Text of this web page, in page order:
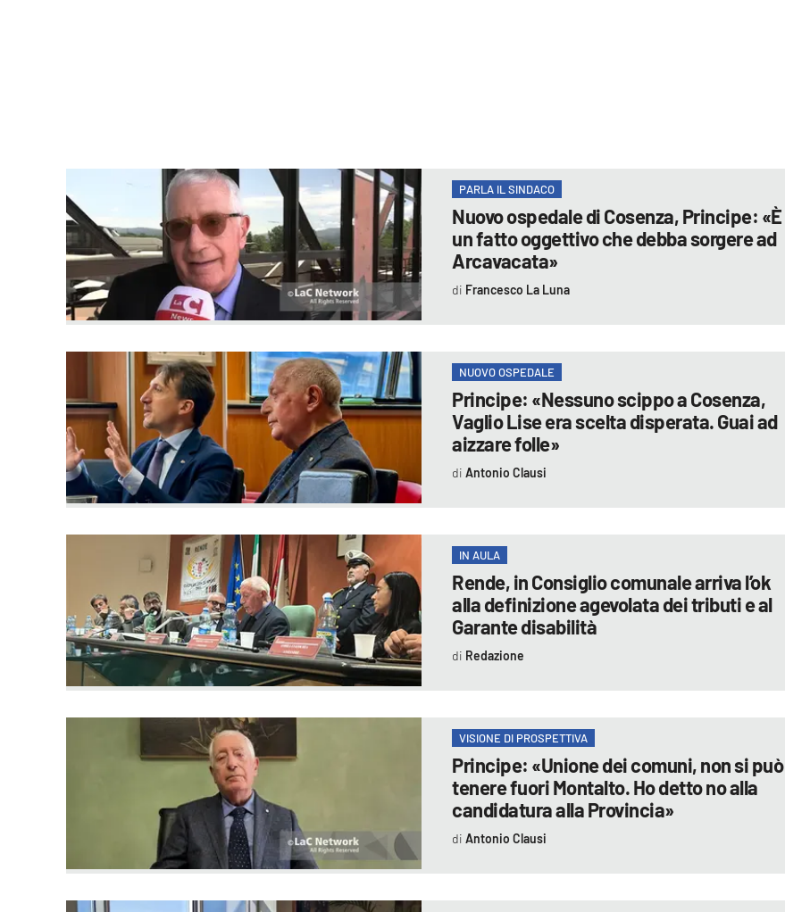
cosenzachannel.it
ilvibonese.it
Vai
PARLA IL SINDACO
Nuovo ospedale di Cosenza, Principe: «È
un fatto oggettivo che debba sorgere ad
Arcavacata»
Francesco La Luna
NUOVO OSPEDALE
Principe: «Nessuno scippo a Cosenza,
Vaglio Lise era scelta disperata. Guai ad
aizzare folle»
Antonio Clausi
IN AULA
Rende, in Consiglio comunale arriva l’ok
alla definizione agevolata dei tributi e al
Garante disabilità
Redazione
VISIONE DI PROSPETTIVA
Principe: «Unione dei comuni, non si può
tenere fuori Montalto. Ho detto no alla
candidatura alla Provincia»
Antonio Clausi